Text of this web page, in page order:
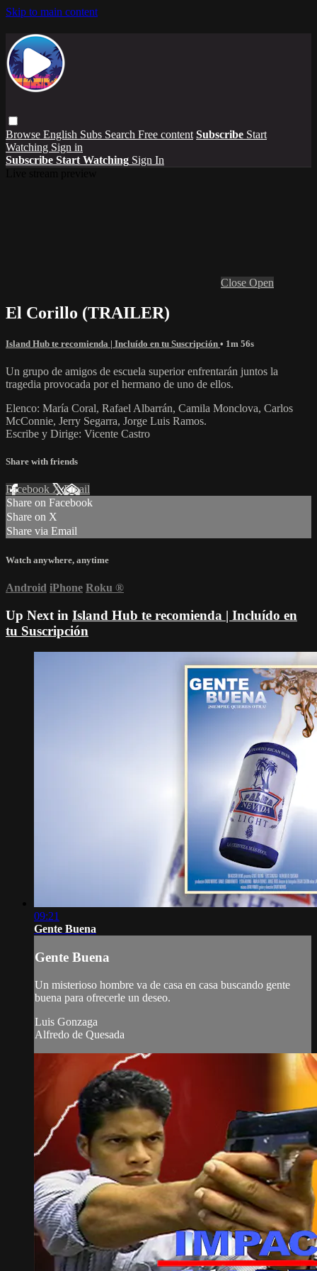
Skip to main content
Browse English Subs Search Free content Subscribe Start
Watching Sign in
Subscribe Start Watching Sign In
Close Open
El Corillo (TRAILER)
Island Hub te recomienda | Incluído en tu Suscripción • 1m 56s
Un grupo de amigos de escuela superior enfrentarán juntos la
tragedia provocada por el hermano de uno de ellos.
Elenco: María Coral, Rafael Albarrán, Camila Monclova, Carlos
McConnie, Jerry Segarra, Jorge Luis Ramos.
Escribe y Dirige: Vicente Castro
Share with friends
Facebook XEmail
Share on Facebook
Share on X
Share via Email
Watch anywhere, anytime
Android iPhone Roku ®
Up Next in Island Hub te recomienda | Incluído en
tu Suscripción
09:21
Gente Buena
Gente Buena
Un misterioso hombre va de casa en casa buscando gente
buena para ofrecerle un deseo.
Luis Gonzaga
Alfredo de Quesada